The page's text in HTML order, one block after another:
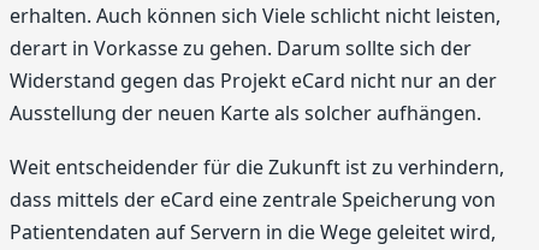
erhalten. Auch können sich Viele schlicht nicht leisten,
derart in Vorkasse zu gehen. Darum sollte sich der
Widerstand gegen das Projekt eCard nicht nur an der
Ausstellung der neuen Karte als solcher aufhängen.
Weit entscheidender für die Zukunft ist zu verhindern,
dass mittels der eCard eine zentrale Speicherung von
Patientendaten auf Servern in die Wege geleitet wird,